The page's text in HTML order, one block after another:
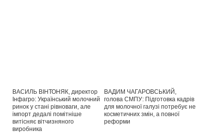
ВАСИЛЬ ВІНТОНЯК, директор
Інфагро: Український молочний
ринок у стані рівноваги, але
імпорт дедалі помітніше
витісняє вітчизняного
виробника
ВАДИМ ЧАГАРОВСЬКИЙ,
голова СМПУ: Підготовка кадрів
для молочної галузі потребує не
косметичних змін, а повної
реформи